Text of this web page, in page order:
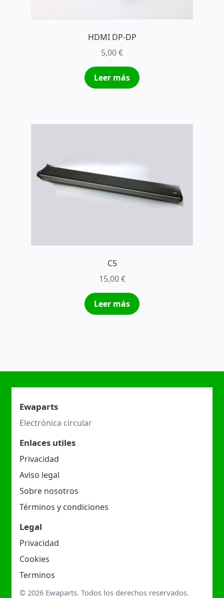
HDMI DP-DP
5,00€
Leer más
C5
15,00€
Leer más
Ewaparts
Electrónica circular
Enlaces utiles
Privacidad
Aviso legal
Sobre nosotros
Términos y condiciones
Legal
Privacidad
Cookies
Terminos
© 2026 Ewaparts. Todos los derechos reservados.